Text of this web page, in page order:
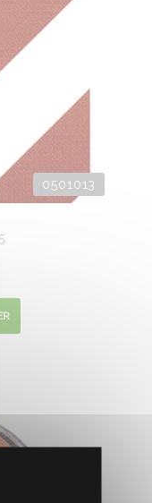
0501013